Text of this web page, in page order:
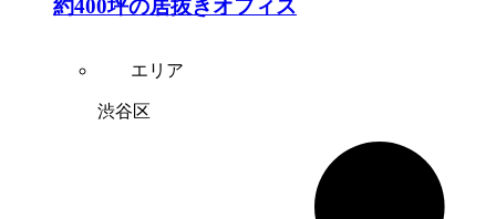
約400坪の居抜きオフィス
エリア
渋谷区